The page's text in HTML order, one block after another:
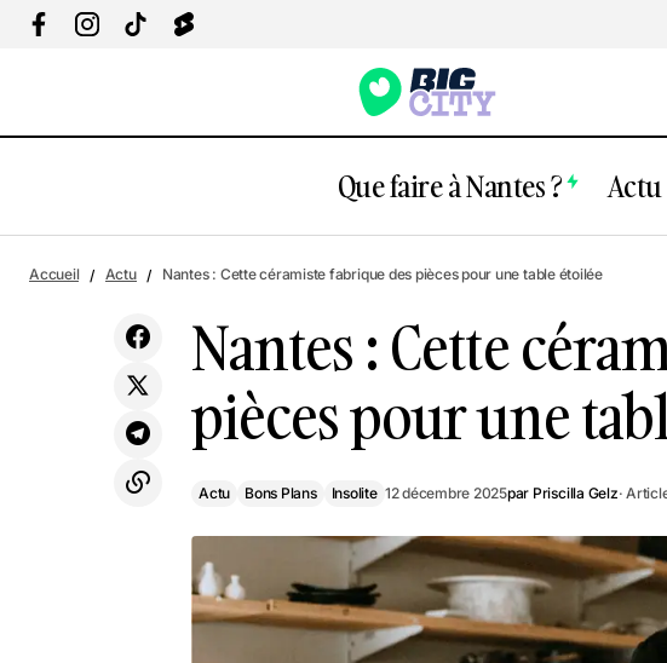
Que faire à Nantes ? Actu
6 marionnettes lumineuses défileront ce
week-end à Nantes
Actu
Bons Plans
Nantes :
Accueil Actu Nantes : Cette céramiste fabrique des pièces pour une table étoilée
Nantes : Cette
pièces pour une
Actu Bons Plans Insolite 12 décembre 2025par Priscilla Gelz·